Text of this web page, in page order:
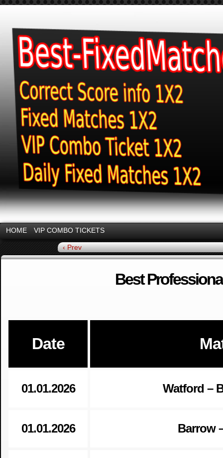
HOME VIP COMBO TICKETS
‹ Prev
Best
Date
01.01.2026 Watford –
01.01.2026 Barrow